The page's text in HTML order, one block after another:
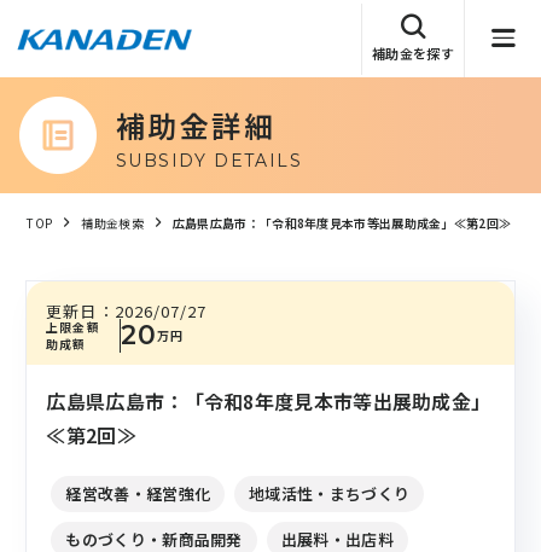
補助金を探す
補助金詳細
SUBSIDY DETAILS
TOP 補助金検索 広島県広島市：「令和8年度見本市等出展助成金」≪第2回≫
上限金額
助成額
20万円
更新日： 2026/07/27
広島県広島市：「令和8年度見本市等出展助成金」
≪第2回≫
経営改善・経営強化
地域活性・まちづくり
ものづくり・新商品開発
出展料・出店料